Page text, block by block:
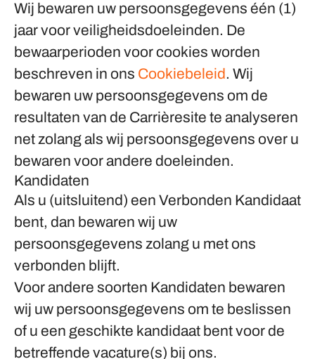
Wij bewaren uw persoonsgegevens één (1)
jaar voor veiligheidsdoeleinden. De
bewaarperioden voor cookies worden
beschreven in ons Cookiebeleid. Wij
bewaren uw persoonsgegevens om de
resultaten van de Carrièresite te analyseren
net zolang als wij persoonsgegevens over u
bewaren voor andere doeleinden.
Kandidaten
Als u (uitsluitend) een Verbonden Kandidaat
bent, dan bewaren wij uw
persoonsgegevens zolang u met ons
verbonden blijft.
Voor andere soorten Kandidaten bewaren
wij uw persoonsgegevens om te beslissen
of u een geschikte kandidaat bent voor de
betreffende vacature(s) bij ons.